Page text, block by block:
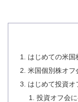
はじめての米国
米国個別株オ
はじめて投資
投資オフ会